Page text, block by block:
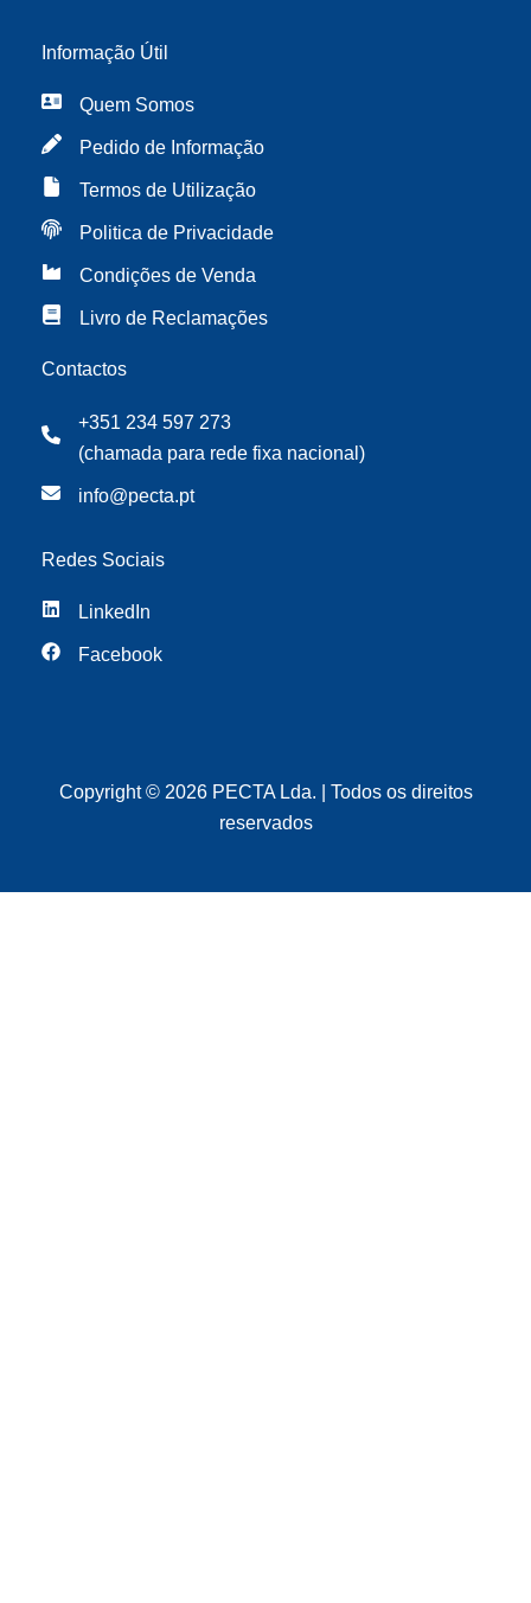
Informação Útil
Quem Somos
Pedido de Informação
Termos de Utilização
Politica de Privacidade
Condições de Venda
Livro de Reclamações
Contactos
+351 234 597 273
(chamada para rede fixa nacional)
info@pecta.pt
Redes Sociais
LinkedIn
Facebook
Copyright © 2026 PECTA Lda. | Todos os direitos
reservados